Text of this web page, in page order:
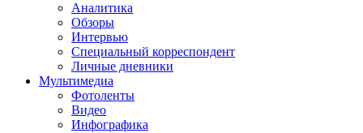
Аналитика
Обзоры
Интервью
Специальный корреспондент
Личные дневники
Мультимедиа
Фотоленты
Видео
Инфографика